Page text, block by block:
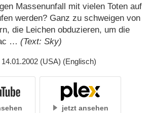
Massenunfall mit vielen Toten auf
werden? Ganz zu schweigen von
die Leichen obduzieren, um die
… (Text: Sky)
14.01.2002 (USA) (Englisch)
jetzt ansehen